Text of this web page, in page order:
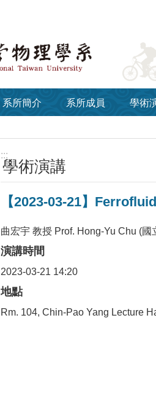
系所簡介 系所成員 學術
:::
學術演講
【2023-03-21】
曲宏宇 教授 Prof. Hong-Yu Chu (
演講時間
2023-03-21 14:20
地點
Rm. 104, Chin-Pao Yang Lecture